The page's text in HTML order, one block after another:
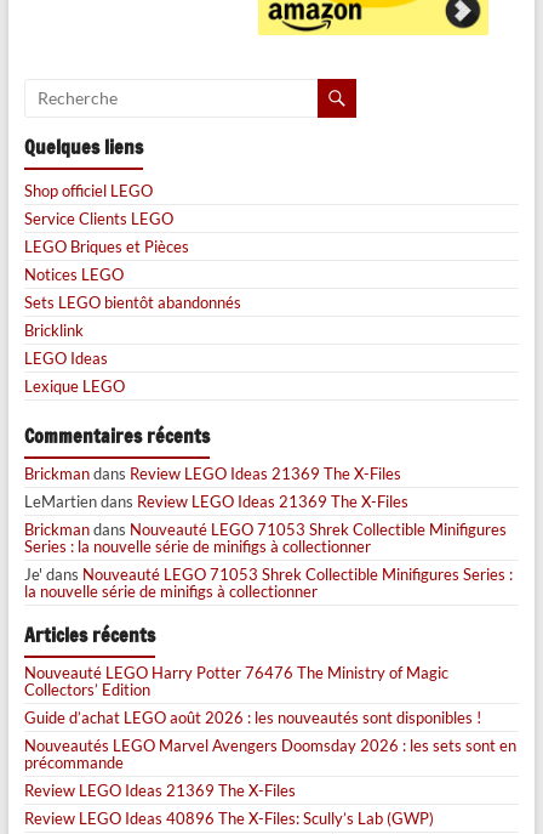
Quelques liens
Shop officiel LEGO
Service Clients LEGO
LEGO Briques et Pièces
Notices LEGO
Sets LEGO bientôt abandonnés
Bricklink
LEGO Ideas
Lexique LEGO
Commentaires récents
Brickmandans Review LEGO Ideas 21369 The X-Files
LeMartiendans Review LEGO Ideas 21369 The X-Files
Brickmandans Nouveauté LEGO 71053 Shrek Collectible Minifigures
Series : la nouvelle série de minifigs à collectionner
Je' dans Nouveauté LEGO 71053 Shrek Collectible Minifigures Series :
la nouvelle série de minifigs à collectionner
Articles récents
Nouveauté LEGO Harry Potter 76476 The Ministry of Magic
Collectors’ Edition
Guide d’achat LEGO août 2026 : les nouveautés sont disponibles !
Nouveautés LEGO Marvel Avengers Doomsday 2026 : les sets sont en
précommande
Review LEGO Ideas 21369 The X-Files
Review LEGO Ideas 40896 The X-Files: Scully’s Lab (GWP)